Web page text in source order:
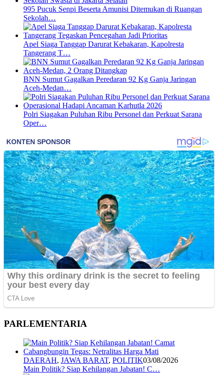
995 Pucuk Senpi Beserta Amunisi Ditemukan di Ruangan
Sekolah…
Apel Siaga Tanggap Darurat Kebakaran, Kapolresta
Tangerang T…
BNN Sumut Gagalkan Peredaran 92 Kg Ganja Jaringan
Aceh-Medan…
Polri Siagakan Puluhan Ribu Personel dan Perkuat Sarana
Oper…
PARLEMENTARIA
DAERAH, JAWA BARAT, POLITIK03/08/2026
Main Politik? Siap Kehilangan Jabatan! C…